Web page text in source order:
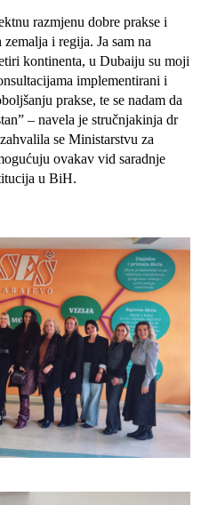
razmjenu dobre prakse i
i regija. Ja sam na
kontinenta, u Dubaiju su moji
implementirani i
prakse, te se nadam da
– navela je stručnjakinja dr
zahvalila se Ministarstvu za
ovakav vid saradnje
u BiH.